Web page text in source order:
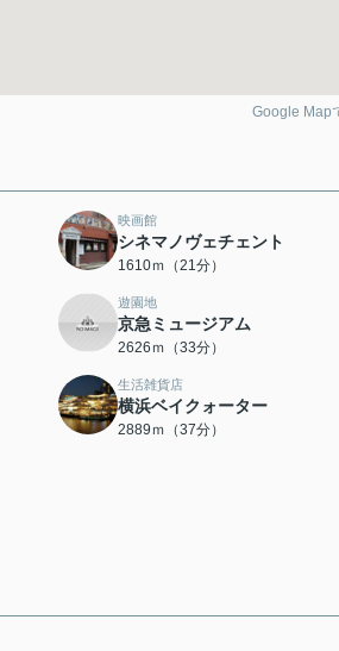
Google Map
映画館
シネマノヴェチェント
1610ｍ（21分）
遊園地
京急ミュージアム
2626ｍ（33分）
生活雑貨店
横浜ベイクォーター
2889ｍ（37分）